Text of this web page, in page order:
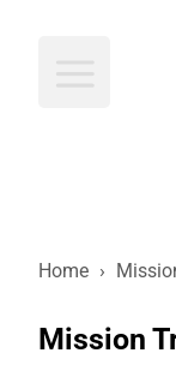
Home ›
Mission